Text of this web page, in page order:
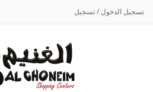
تسجيل الدخول / تسجيل